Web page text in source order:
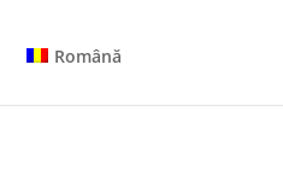
Română